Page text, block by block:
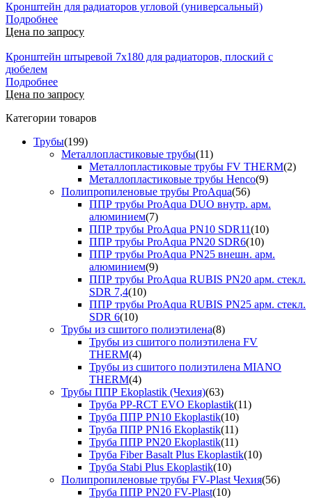
Кронштейн для радиаторов угловой (универсальный)
Подробнее
Цена по запросу
Кронштейн штыревой 7x180 для радиаторов, плоский с
дюбелем
Подробнее
Цена по запросу
Категории товаров
Трубы(199)
Металлопластиковые трубы(11)
Металлопластиковые трубы FV THERM(2)
Металлопластиковые трубы Henco(9)
Полипропиленовые трубы ProAqua(56)
ППР трубы ProAqua DUO внутр. арм.
алюминием(7)
ППР трубы ProAqua PN10 SDR11(10)
ППР трубы ProAqua PN20 SDR6(10)
ППР трубы ProAqua PN25 внешн. арм.
алюминием(9)
ППР трубы ProAqua RUBIS PN20 арм. стекл.
SDR 7,4(10)
ППР трубы ProAqua RUBIS PN25 арм. стекл.
SDR 6(10)
Трубы из сшитого полиэтилена(8)
Трубы из сшитого полиэтилена FV
THERM(4)
Трубы из сшитого полиэтилена MIANO
THERM(4)
Трубы ППР Ekoplastik (Чехия)(63)
Труба PP-RCT EVO Ekoplastik(11)
Труба ППР PN10 Ekoplastik(10)
Труба ППР PN16 Ekoplastik(11)
Труба ППР PN20 Ekoplastik(11)
Труба Fiber Basalt Plus Ekoplastik(10)
Труба Stabi Plus Ekoplastik(10)
Полипропиленовые трубы FV-Plast Чехия(56)
Труба ППР PN20 FV-Plast(10)